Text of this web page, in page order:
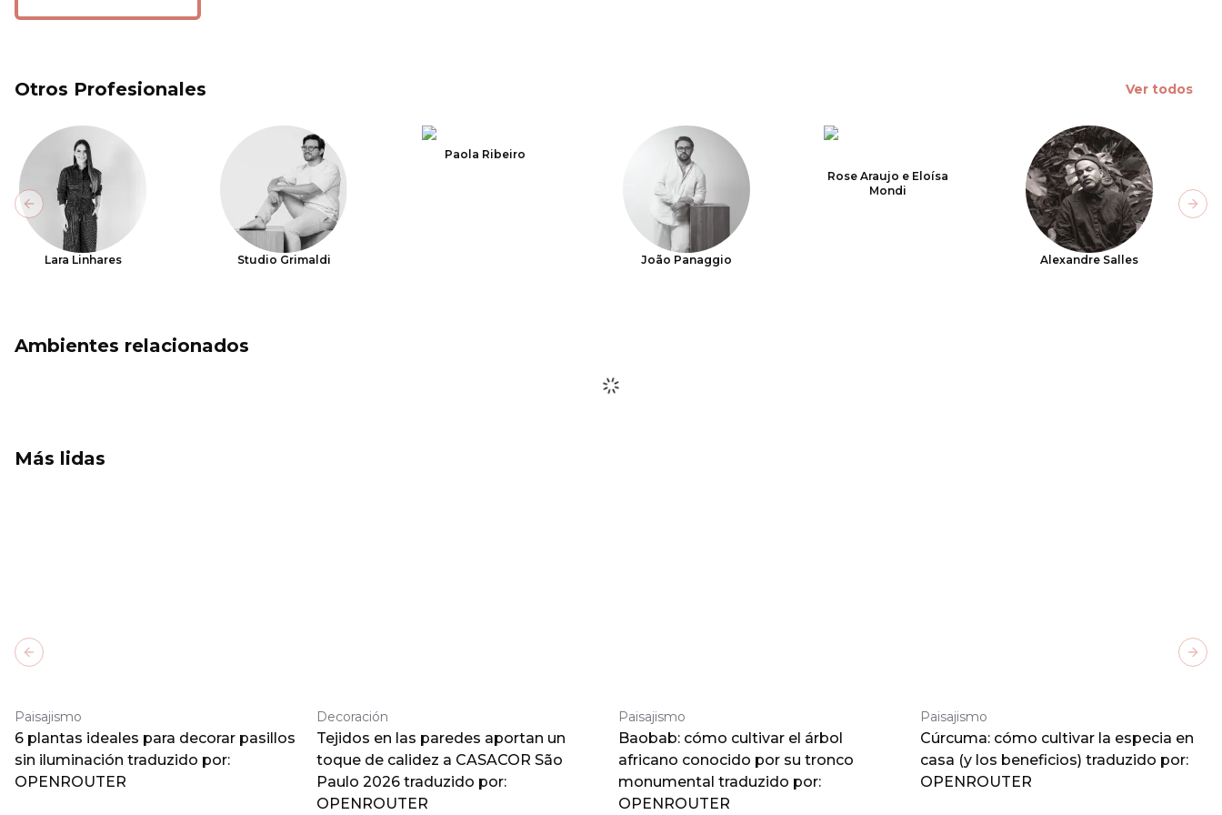
Otros Profesionales Ver todos
Lara Linhares Studio Grimaldi
Paola Ribeiro
João Panaggio
Rose Araujo e Eloísa
Mondi
Alexandre Salles
Previous slide
Ambientes relacionados
Más lidas
Paisajismo
6 plantas ideales para decorar pasillos
sin iluminación traduzido por:
OPENROUTER
Decoración
Tejidos en las paredes aportan un
toque de calidez a CASACOR São
Paulo 2026 traduzido por:
OPENROUTER
Paisajismo
Baobab: cómo cultivar el árbol
africano conocido por su tronco
monumental traduzido por:
OPENROUTER
Paisajismo
Cúrcuma: cómo cultivar la especia en
casa (y los beneficios) traduzido por:
OPENROUTER
Previous slide